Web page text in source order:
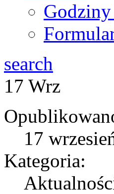
search
17 Wrz
17
Kategoria: